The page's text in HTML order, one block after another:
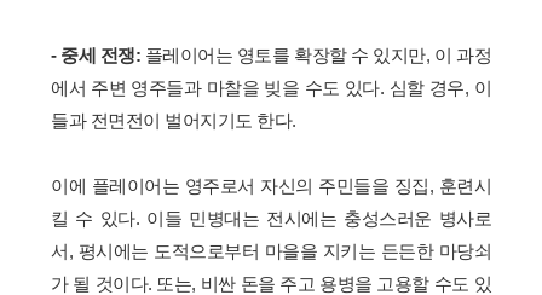
- 중세 전쟁: 플레이어는 영토를 확장할 수 있지만, 이 과정
에서 주변 영주들과 마찰을 빚을 수도 있다. 심할 경우, 이
들과 전면전이 벌어지기도 한다.
이에 플레이어는 영주로서 자신의 주민들을 징집, 훈련시
킬 수 있다. 이들 민병대는 전시에는 충성스러운 병사로
서, 평시에는 도적으로부터 마을을 지키는 든든한 마당쇠
가 될 것이다. 또는, 비싼 돈을 주고 용병을 고용할 수도 있